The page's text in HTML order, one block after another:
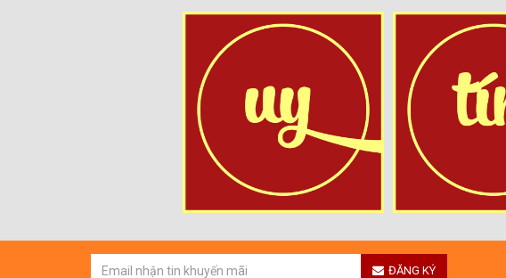
ĐĂNG KÝ